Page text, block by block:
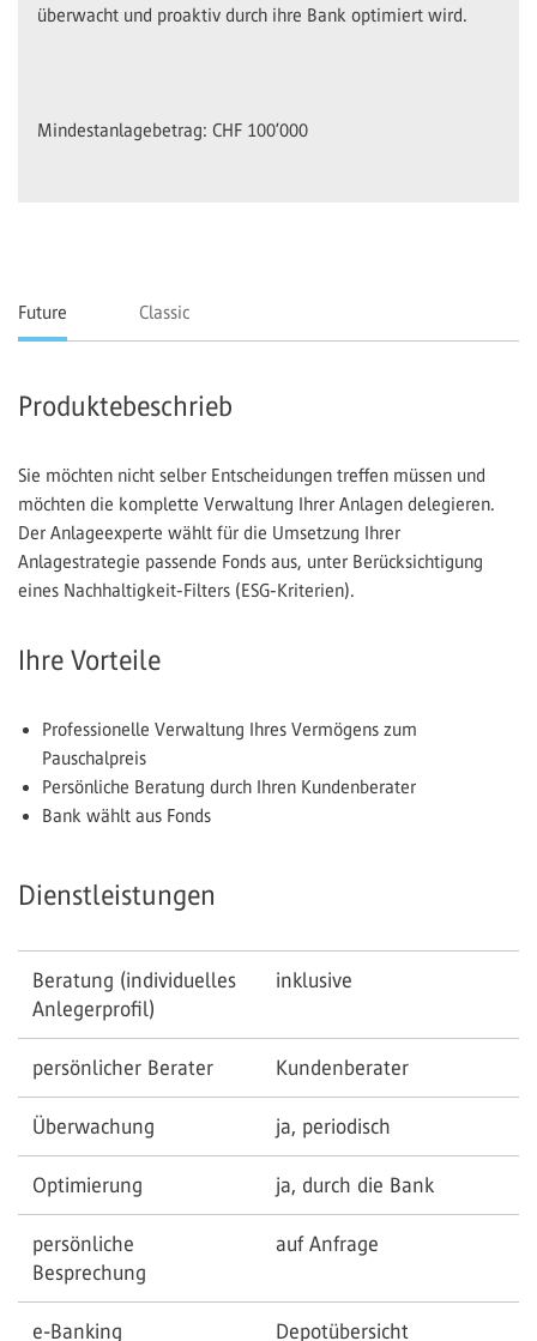
überwacht und proaktiv durch ihre Bank optimiert wird.
Mindestanlagebetrag: CHF 100’000
Future Classic
Produktebeschrieb
Sie möchten nicht selber Entscheidungen treffen müssen und
möchten die komplette Verwaltung Ihrer Anlagen delegieren.
Der Anlageexperte wählt für die Umsetzung Ihrer
Anlagestrategie passende Fonds aus, unter Berücksichtigung
eines Nachhaltigkeit-Filters (ESG-Kriterien).
Ihre Vorteile
Professionelle Verwaltung Ihres Vermögens zum
Pauschalpreis
Persönliche Beratung durch Ihren Kundenberater
Bank wählt aus Fonds
Dienstleistungen
Beratung (individuelles
Anlegerprofil)
inklusive
persönlicher Berater Kundenberater
Überwachung ja, periodisch
Optimierung ja, durch die Bank
persönliche
Besprechung
auf Anfrage
e-Banking Depotübersicht